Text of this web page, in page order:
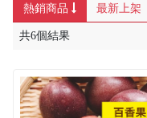
熱銷商品 最新上架
共6個結果